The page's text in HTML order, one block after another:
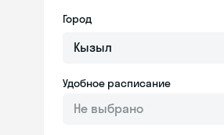
Город
Удобное расписание
Не выбрано